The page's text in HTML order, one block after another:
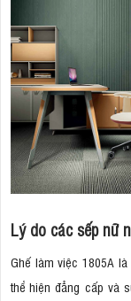
Lý do các sếp nữ
Ghế làm việc 1805A
thể hiện đẳng cấp và